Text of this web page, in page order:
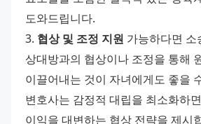
도와드립니다.
3. 협상 및 조정 지원 가능하다면 소
상대방과의 협상이나 조정을 통해
이끌어내는 것이 자녀에게도 좋을
변호사는 감정적 대립을 최소화하
이익을 대변하는 협상 전략을 제시